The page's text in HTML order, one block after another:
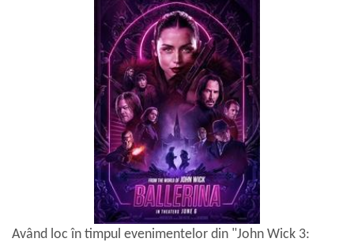
Având loc în timpul evenimentelor din "John Wick 3: